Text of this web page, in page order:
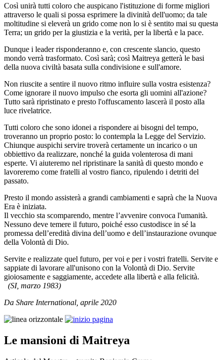
Così unirà tutti coloro che auspicano l'istituzione di forme migliori
attraverso le quali si possa esprimere la divinità dell'uomo; da tale
moltitudine si eleverà un grido come non lo si è sentito mai su questa
Terra; un grido per la giustizia e la verità, per la libertà e la pace.
Dunque i leader risponderanno e, con crescente slancio, questo
mondo verrà trasformato. Così sarà; così Maitreya getterà le basi
della nuova civiltà basata sulla condivisione e sull'amore.
Non riuscite a sentire il nuovo ritmo influire sulla vostra esistenza?
Come ignorare il nuovo impulso che esorta gli uomini all'azione?
Tutto sarà ripristinato e presto l'offuscamento lascerà il posto alla
luce rivelatrice.
Tutti coloro che sono idonei a rispondere ai bisogni del tempo,
troveranno un proprio posto: lo contempla la Legge del Servizio.
Chiunque auspichi servire troverà certamente un incarico o un
obbiettivo da realizzare, nonché la guida volenterosa di mani
esperte. Vi aiuteremo nel ripristinare la sanità di questo mondo e
lavoreremo come fratelli al vostro fianco, ripulendo i detriti del
passato.
Presto il mondo assisterà a grandi cambiamenti e saprà che la Nuova
Era è iniziata.
Il vecchio sta scomparendo, mentre l’avvenire convoca l'umanità.
Nessuno deve temere il futuro, poiché esso custodisce in sé la
promessa dell’eredità divina dell’uomo e dell’instaurazione ovunque
della Volontà di Dio.
Servite e realizzate quel futuro, per voi e per i vostri fratelli. Servite e
sappiate di lavorare all'unisono con la Volontà di Dio. Servite
gioiosamente e saggiamente, accedete alla libertà e alla felicità.
(SI, marzo 1983)
Da Share International, aprile 2020
Le mansioni di Maitreya